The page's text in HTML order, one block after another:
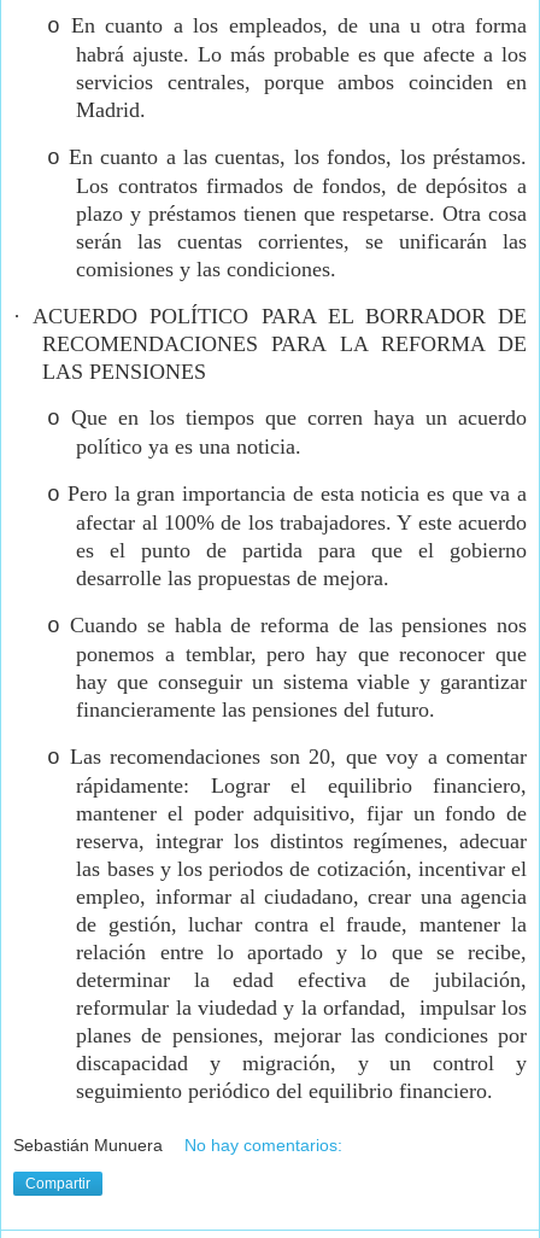
o En cuanto a los empleados, de una u otra forma
habrá ajuste. Lo más probable es que afecte a los
servicios centrales, porque ambos coinciden en
Madrid.
o En cuanto a las cuentas, los fondos, los préstamos.
Los contratos firmados de fondos, de depósitos a
plazo y préstamos tienen que respetarse. Otra cosa
serán las cuentas corrientes, se unificarán las
comisiones y las condiciones.
·
ACUERDO POLÍTICO PARA EL BORRADOR DE
RECOMENDACIONES PARA LA REFORMA DE
LAS PENSIONES
o Que en los tiempos que corren haya un acuerdo
político ya es una noticia.
o Pero la gran importancia de esta noticia es que va a
afectar al 100% de los trabajadores. Y este acuerdo
es el punto de partida para que el gobierno
desarrolle las propuestas de mejora.
o Cuando se habla de reforma de las pensiones nos
ponemos a temblar, pero hay que reconocer que
hay que conseguir un sistema viable y garantizar
financieramente las pensiones del futuro.
o Las recomendaciones son 20, que voy a comentar
rápidamente: Lograr el equilibrio financiero,
mantener el poder adquisitivo, fijar un fondo de
reserva, integrar los distintos regímenes, adecuar
las bases y los periodos de cotización, incentivar el
empleo, informar al ciudadano, crear una agencia
de gestión, luchar contra el fraude, mantener la
relación entre lo aportado y lo que se recibe,
determinar la edad efectiva de jubilación,
reformular la viudedad y la orfandad,
impulsar los
planes de pensiones, mejorar las condiciones por
discapacidad y migración, y un control y
seguimiento periódico del equilibrio financiero.
Sebastián Munuera No hay comentarios:
Compartir